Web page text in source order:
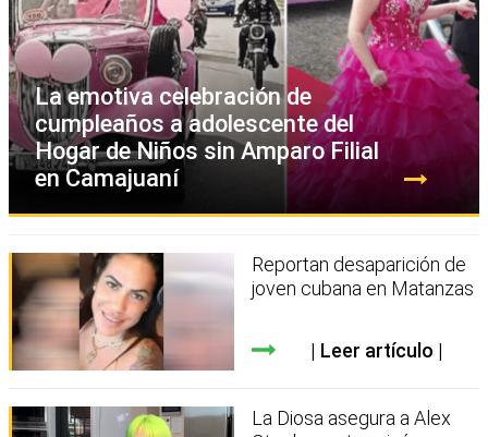
La emotiva celebración de
cumpleaños a adolescente del
Hogar de Niños sin Amparo Filial
en Camajuaní
Reportan desaparición de
joven cubana en Matanzas
Leer artículo
La Diosa asegura a Alex